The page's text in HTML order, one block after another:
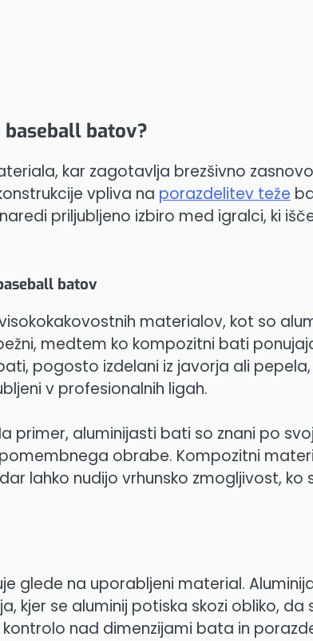
batov?
kar zagotavlja brezšivno
vpliva na porazdelitev teže
priljubljeno izbiro med igralci, ki
batov
materialov, kot so
medtem ko kompozitni bati
pogosto izdelani iz javorja ali pepela,
v profesionalnih ligah.
primer, aluminijasti bati so znani po
obrabe. Kompozitni
lahko nudijo vrhunsko zmogljivost, ko
glede na uporabljeni material.
kjer se aluminij potiska skozi obliko, da
nad dimenzijami bata in